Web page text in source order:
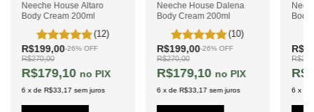
Neeche House Altaro
Body Cream 200ml
(12)
R$199,00-26% OFF
R$270,00
R$179,10 PIX
6 xde R$33,17 sem juros
Neeche House Dalena
Body Cream 200ml
(10)
R$199,00-26% OFF
R$270,00
R$179,10 PIX
6 xde R$33,17 sem juros
Body
6 x